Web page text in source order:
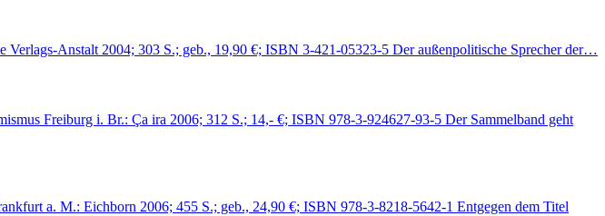
Anstalt 2004; 303 S.; geb., 19,90 €; ISBN 3-421-05323-5 Der außenpolitische Sprecher der…
Freiburg i. Br.: Ça ira 2006; 312 S.; 14,- €; ISBN 978-3-924627-93-5 Der Sammelband geht
a. M.: Eichborn 2006; 455 S.; geb., 24,90 €; ISBN 978-3-8218-5642-1 Entgegen dem Titel